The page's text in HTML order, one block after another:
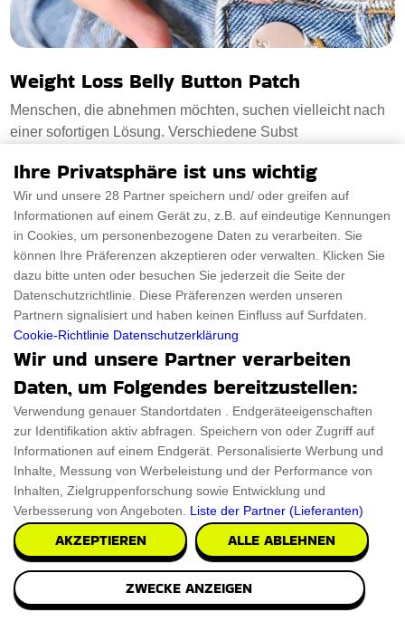
Weight Loss Belly Button Patch
Menschen, die abnehmen möchten, suchen vielleicht nach
einer sofortigen Lösung. Verschiedene Subst
PRÜFEN SIE ES AUS €18.50
Ihre Privatsphäre ist uns wichtig
Wir und unsere 28 Partner speichern und/ oder greifen auf
Informationen auf einem Gerät zu, z.B. auf eindeutige Kennungen
in Cookies, um personenbezogene Daten zu verarbeiten. Sie
können Ihre Präferenzen akzeptieren oder verwalten. Klicken Sie
dazu bitte unten oder besuchen Sie jederzeit die Seite der
Datenschutzrichtlinie. Diese Präferenzen werden unseren
Partnern signalisiert und haben keinen Einfluss auf Surfdaten.
Cookie-Richtlinie Datenschutzerklärung
Wir und unsere Partner verarbeiten
Daten, um Folgendes bereitzustellen:
Verwendung genauer Standortdaten . Endgeräteeigenschaften
zur Identifikation aktiv abfragen. Speichern von oder Zugriff auf
Informationen auf einem Endgerät. Personalisierte Werbung und
Inhalte, Messung von Werbeleistung und der Performance von
Inhalten, Zielgruppenforschung sowie Entwicklung und
Verbesserung von Angeboten. Liste der Partner (Lieferanten)
AKZEPTIEREN ALLE ABLEHNEN
ZWECKE ANZEIGEN